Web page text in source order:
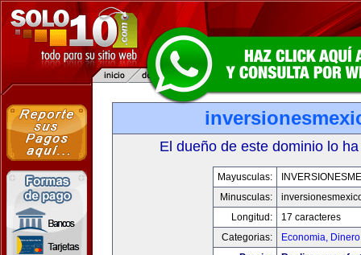
El dueño de este dominio lo
Mayusculas:
Minusculas:
Longitud:
17 caracteres
Categorias:
Economia,